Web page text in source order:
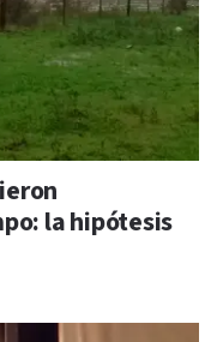
la hipótesis